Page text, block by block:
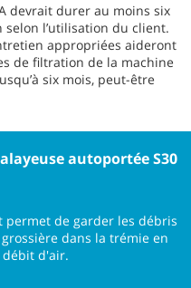
devrait durer au moins six
selon l’utilisation du client.
appropriées aideront
de filtration de la machine
six mois, peut-être
autoportée S30
permet de garder les débris
dans la trémie en
d'air.